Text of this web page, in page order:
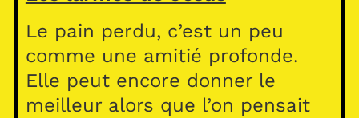
Le pain perdu, c’est un peu
comme une amitié profonde.
Elle peut encore donner le
meilleur alors que l’on pensait